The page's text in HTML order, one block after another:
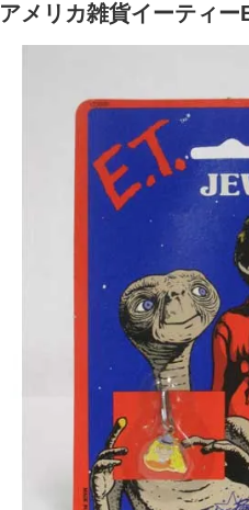
アメリカ雑貨イーティ